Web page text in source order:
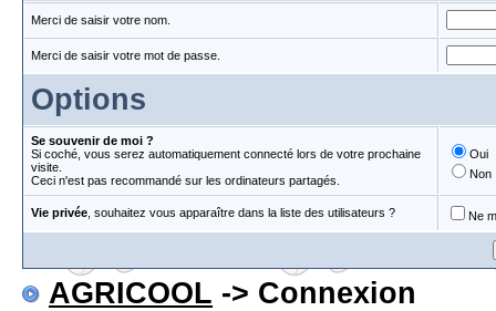
Merci de saisir votre nom.
Merci de saisir votre mot de passe.
Options
Se souvenir de moi ?
Si coché, vous serez automatiquement connecté lors de votre prochaine
visite.
Ceci n'est pas recommandé sur les ordinateurs partagés.
Oui
Non
Vie privée , souhaitez vous apparaître dans la liste des utilisateurs ? Ne
AGRICOOL -> Connexion